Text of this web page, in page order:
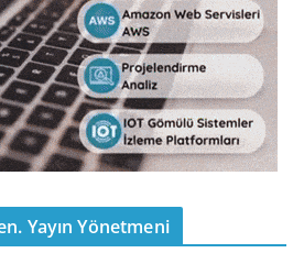
Yayın Yönetmeni